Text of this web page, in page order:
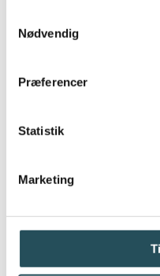
Nødvendig
Præferencer
Statistik
Marketing
bruger du mest
bestemmer
konkrete
Tid og sted:
februar 2023.
Det starter kl.